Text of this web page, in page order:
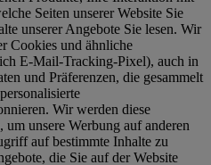
Seiten unserer Website Sie
unserer Angebote Sie lesen. Wir
Cookies und ähnliche
E-Mail-Tracking-Pixel), auch in
und Präferenzen, die gesammelt
Wir werden diese
unsere Werbung auf anderen
auf bestimmte Inhalte zu
die Sie auf der Website